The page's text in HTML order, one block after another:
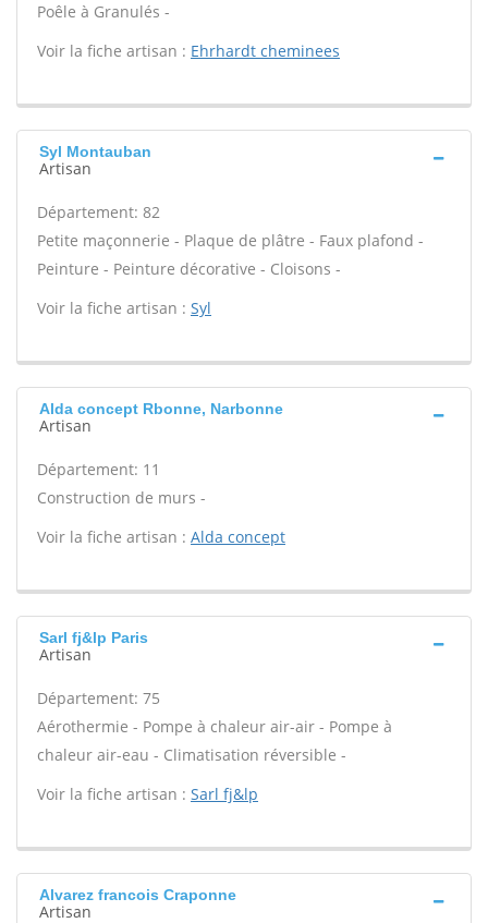
Poêle à Granulés -
Voir la fiche artisan : Ehrhardt cheminees
Syl Montauban
Artisan
Département: 82
Petite maçonnerie - Plaque de plâtre - Faux plafond -
Peinture - Peinture décorative - Cloisons -
Voir la fiche artisan : Syl
Alda concept Rbonne, Narbonne
Artisan
Département: 11
Construction de murs -
Voir la fiche artisan : Alda concept
Sarl fj&lp Paris
Artisan
Département: 75
Aérothermie - Pompe à chaleur air-air - Pompe à
chaleur air-eau - Climatisation réversible -
Voir la fiche artisan : Sarl fj&lp
Alvarez francois Craponne
Artisan